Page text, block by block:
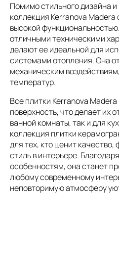
Помимо стильного дизайна
коллекция Kerranova Madera
высокой
отличными техническими
делают ее идеальной для
системами отопления. Она
механическим
температур.
Все плитки Kerranova
поверхность, что делает их
ванной комнаты, так и для
коллекция плитки
для тех, кто ценит качество,
стиль в интерьере.
особенностям, она станет
любому современному
неповторимую атмосферу